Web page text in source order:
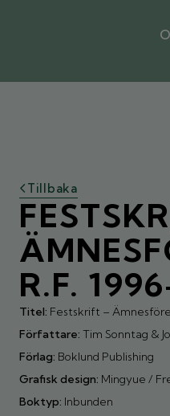
Tillbaka
R.F.
Titel: Festskrift –
Författare: Tim Sonntag &
Förlag: Boklund Publishing
Grafisk design: Mingyue /
Boktyp: Inbunden